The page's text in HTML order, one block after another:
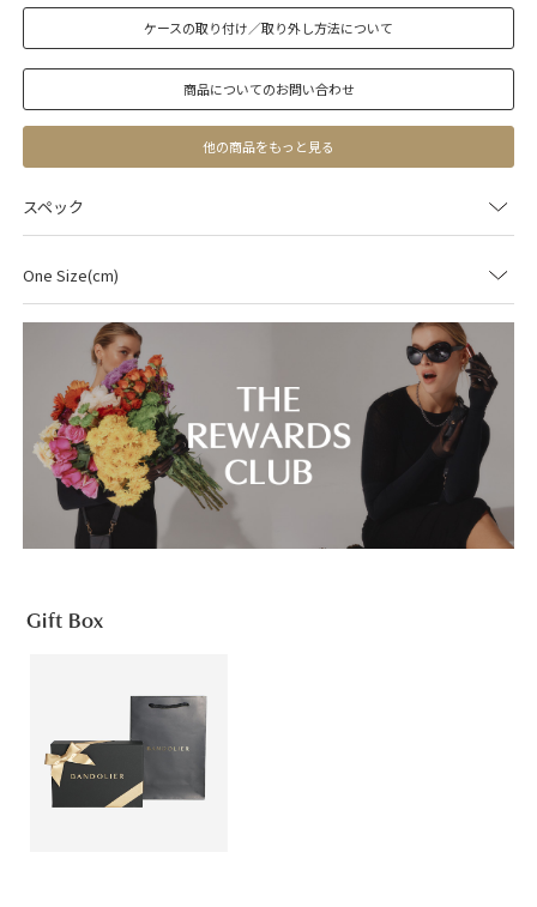
ケースの取り付け／取り外し方法について
商品についてのお問い合わせ
他の商品をもっと見る
スペック
One Size(cm)
Gift Box